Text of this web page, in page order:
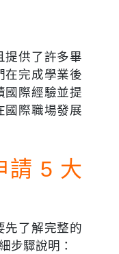
提供了許多畢
在完成學業後
國際經驗並提
國際職場發展
請 5 大
先了解完整的
步驟說明：